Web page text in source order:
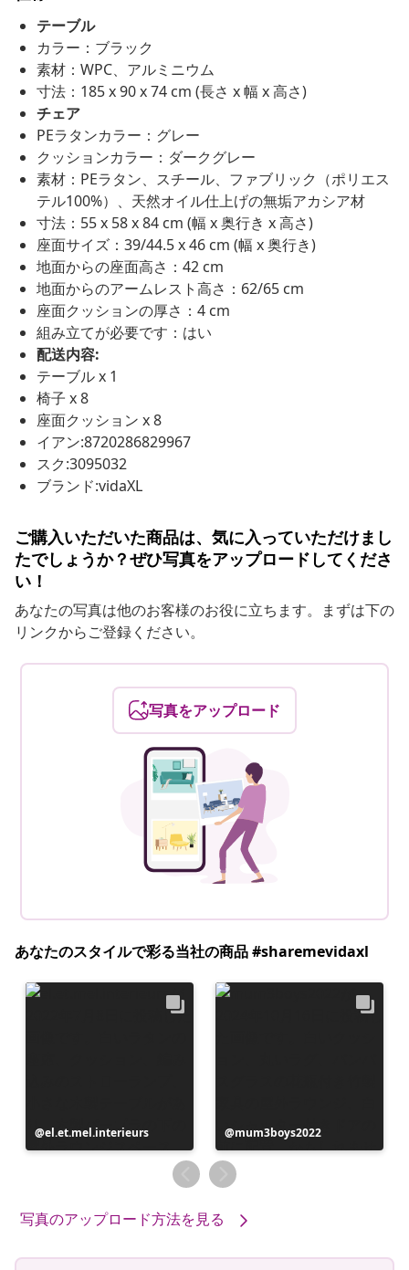
テーブル
カラー：ブラック
素材：WPC、アルミニウム
寸法：185 x 90 x 74 cm (長さ x 幅 x 高さ)
チェア
PEラタンカラー：グレー
クッションカラー：ダークグレー
素材：PEラタン、スチール、ファブリック（ポリエス
テル100%）、天然オイル仕上げの無垢アカシア材
寸法：55 x 58 x 84 cm (幅 x 奥行き x 高さ)
座面サイズ：39/44.5 x 46 cm (幅 x 奥行き)
地面からの座面高さ：42 cm
地面からのアームレスト高さ：62/65 cm
座面クッションの厚さ：4 cm
組み立てが必要です：はい
配送内容:
テーブル x 1
椅子 x 8
座面クッション x 8
イアン:8720286829967
スク:3095032
ブランド:vidaXL
ご購入いただいた商品は、気に入っていただけまし
たでしょうか？ぜひ写真をアップロードしてくださ
い！
あなたの写真は他のお客様のお役に立ちます。まずは下の
リンクからご登録ください。
写真をアップロード
あなたのスタイルで彩る当社の商品 #sharemevidaxl
投
稿
el.et.mel.interieurs
投
稿
者
mum3boys2022
写真のアップロード方法を見る